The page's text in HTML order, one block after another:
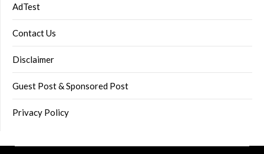
AdTest
Contact Us
Disclaimer
Guest Post & Sponsored Post
Privacy Policy